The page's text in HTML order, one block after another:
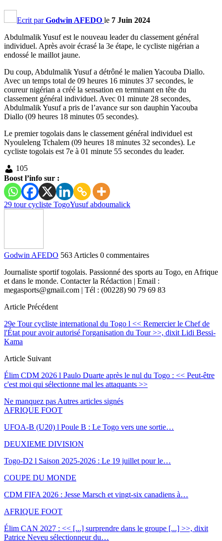
Ecrit parGodwin AFEDO le 7 Juin 2024
Abdulmalik Yusuf est le nouveau leader du classement général
individuel. Après avoir écrasé la 3e étape, le cycliste nigérian a
endossé le maillot jaune.
Du coup, Abdulmalik Yusuf a détrôné le malien Yacouba Diallo.
Avec un temps total de 09 heures 16 minutes 37 secondes, le
coureur nigérian a créé la sensation en terminant en tête du
classement général individuel. Avec 01 minute 28 secondes,
Abdulmalik Yusuf a pris de l’avance sur son dauphin Yacouba
Diallo (09 heures 18 minutes 05 secondes).
Le premier togolais dans le classement général individuel est
Nyouleleng Tchalem (09 heures 18 minutes 32 secondes). Le
cycliste togolais est 7e à 01 minute 55 secondes du leader.
105
Boost l’info sur :
29 tour cycliste TogoYusuf abdoumalick
Godwin AFEDO 563 Articles 0 commentaires
Journaliste sportif togolais. Passionné des sports au Togo, en Afrique
et dans le monde. Contacter la Rédaction | Email :
megasports@gmail.com | Tél : (00228) 90 79 69 83
Article Précédent
29e Tour cycliste international du Togo l << Remercier le Chef de
l'État pour avoir autorisé l'organisation du Tour >>, dixit Lidi Bessi-
Kama
Article Suivant
Élim CDM 2026 l Paulo Duarte après le nul du Togo : << Peut-être
c'est moi qui sélectionne mal les attaquants >>
Ne manquez pas Autres articles signés
AFRIQUE FOOT
UFOA-B (U20) l Poule B : Le Togo vers une sortie…
DEUXIEME DIVISION
Togo-D2 l Saison 2025-2026 : Le 19 juillet pour le…
COUPE DU MONDE
CDM FIFA 2026 : Jesse Marsch et vingt-six canadiens à…
AFRIQUE FOOT
Élim CAN 2027 : << [...] surprendre dans le groupe [...] >>, dixit
Patrice Neveu sélectionneur du…